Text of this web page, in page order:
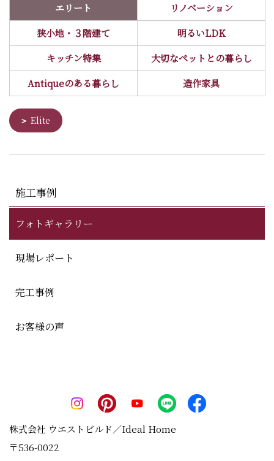
エリート
リノベーション
狭小地・３階建て
明るいLDK
キッチン特集
大切なペットとの暮らし
Antiqueのある暮らし
造作家具
Elite
施工事例
フォトギャラリー
現場レポート
完工事例
お客様の声
株式会社 ウエストビルド／Ideal Home
〒536-0022